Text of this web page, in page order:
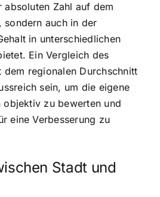
absoluten Zahl auf dem
sondern auch in der
in unterschiedlichen
Ein Vergleich des
dem regionalen Durchschnitt
sein, um die eigene
zu bewerten und
eine Verbesserung zu
Stadt und